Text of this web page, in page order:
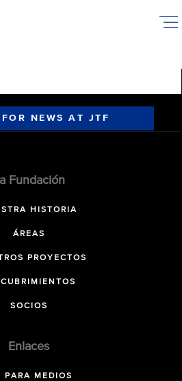
NEWS AT JTF
Fundación
HISTORIA
ÁREAS
PROYECTOS
SOCIOS
Enlaces
PARA MEDIOS